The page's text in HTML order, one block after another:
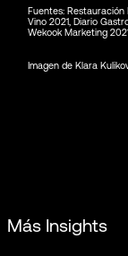
Fuentes: Restauración
Vino 2021, Diario
Wekook Marketing
Imagen de Klara
Más Insights